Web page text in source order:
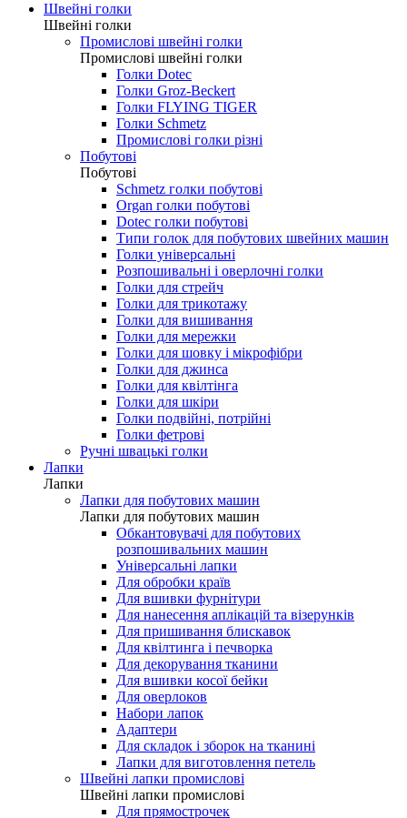
Швейні голки
Швейні голки
Промислові швейні голки
Промислові швейні голки
Голки Dotec
Голки Groz-Beckert
Голки FLYING TIGER
Голки Schmetz
Промислові голки різні
Побутові
Побутові
Schmetz голки побутові
Organ голки побутові
Dotec голки побутові
Типи голок для побутових швейних машин
Голки універсальні
Розпошивальні і оверлочні голки
Голки для стрейч
Голки для трикотажу
Голки для вишивання
Голки для мережки
Голки для шовку і мікрофібри
Голки для джинса
Голки для квілтінга
Голки для шкіри
Голки подвійні, потрійні
Голки фетрові
Ручні швацькі голки
Лапки
Лапки
Лапки для побутових машин
Лапки для побутових машин
Обкантовувачі для побутових
розпошивальних машин
Універсальні лапки
Для обробки країв
Для вшивки фурнітури
Для нанесення аплікацій та візерунків
Для пришивання блискавок
Для квілтинга і печворка
Для декорування тканини
Для вшивки косої бейки
Для оверлоков
Набори лапок
Адаптери
Для складок і зборок на тканині
Лапки для виготовлення петель
Швейні лапки промислові
Швейні лапки промислові
Для прямострочек